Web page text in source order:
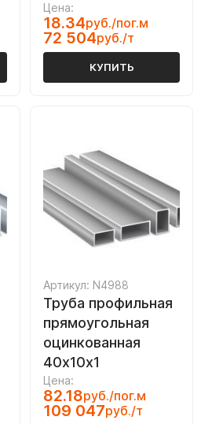
Цена:
18.34руб./пог.м
72 504руб./т
КУПИТЬ
Артикул: N4988
Труба профильная
прямоугольная
оцинкованная
40х10х1
Цена:
82.18руб./пог.м
109 047руб./т